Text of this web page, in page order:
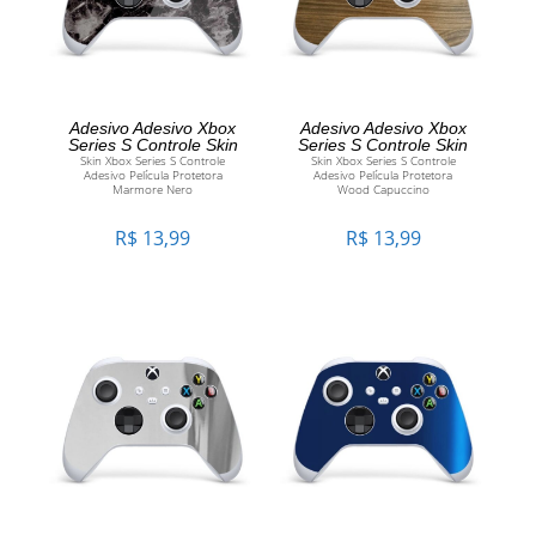
ADICIONAR AO
CARRINHO
Adesivo Adesivo Xbox
Series S Controle Skin
Skin Xbox Series S Controle
Adesivo Película Protetora
Marmore Nero
R$ 13,99
ADICIONAR AO
CARRINHO
Adesivo Adesivo Xbox
Series S Controle Skin
Skin Xbox Series S Controle
Adesivo Película Protetora
Wood Capuccino
R$ 13,99